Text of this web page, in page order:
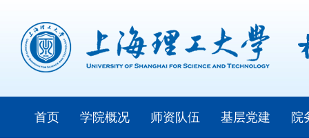
首页 学院概况 师资队伍 基层党建 院